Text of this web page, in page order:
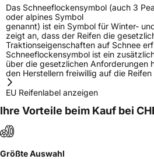
Das Schneeflockensymbol (auch 3
oder alpines Symbol
genannt) ist ein Symbol für Winter-
zeigt an, dass der Reifen die
Traktionseigenschaften auf Schnee
Schneeflockensymbol ist ein
über die gesetzlichen Anforderungen
den Herstellern freiwillig auf die
EU Reifenlabel anzeigen
Ihre Vorteile beim Kauf bei
Größte Auswahl